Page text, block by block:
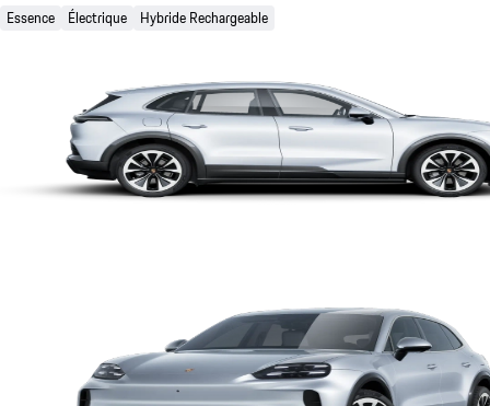
Essence Électrique Hybride Rechargeable